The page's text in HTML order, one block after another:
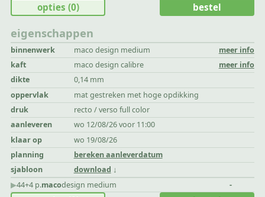
eigenschappen
binnenwerk maco design medium
meer info
kaft
maco design calibre
meer info
dikte
0,14 mm
oppervlak
mat gestreken met hoge opdikking
druk
recto / verso full color
aanleveren
wo 12/08/26 voor 11:00
klaar op
wo 19/08/26
planning
bereken aanleverdatum
sjabloon
download
opties (0) bestel
▶︎44+4 p.macodesign medium -